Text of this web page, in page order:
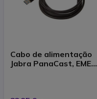
Cabo de alimentação
Jabra PanaCast, EMEA,